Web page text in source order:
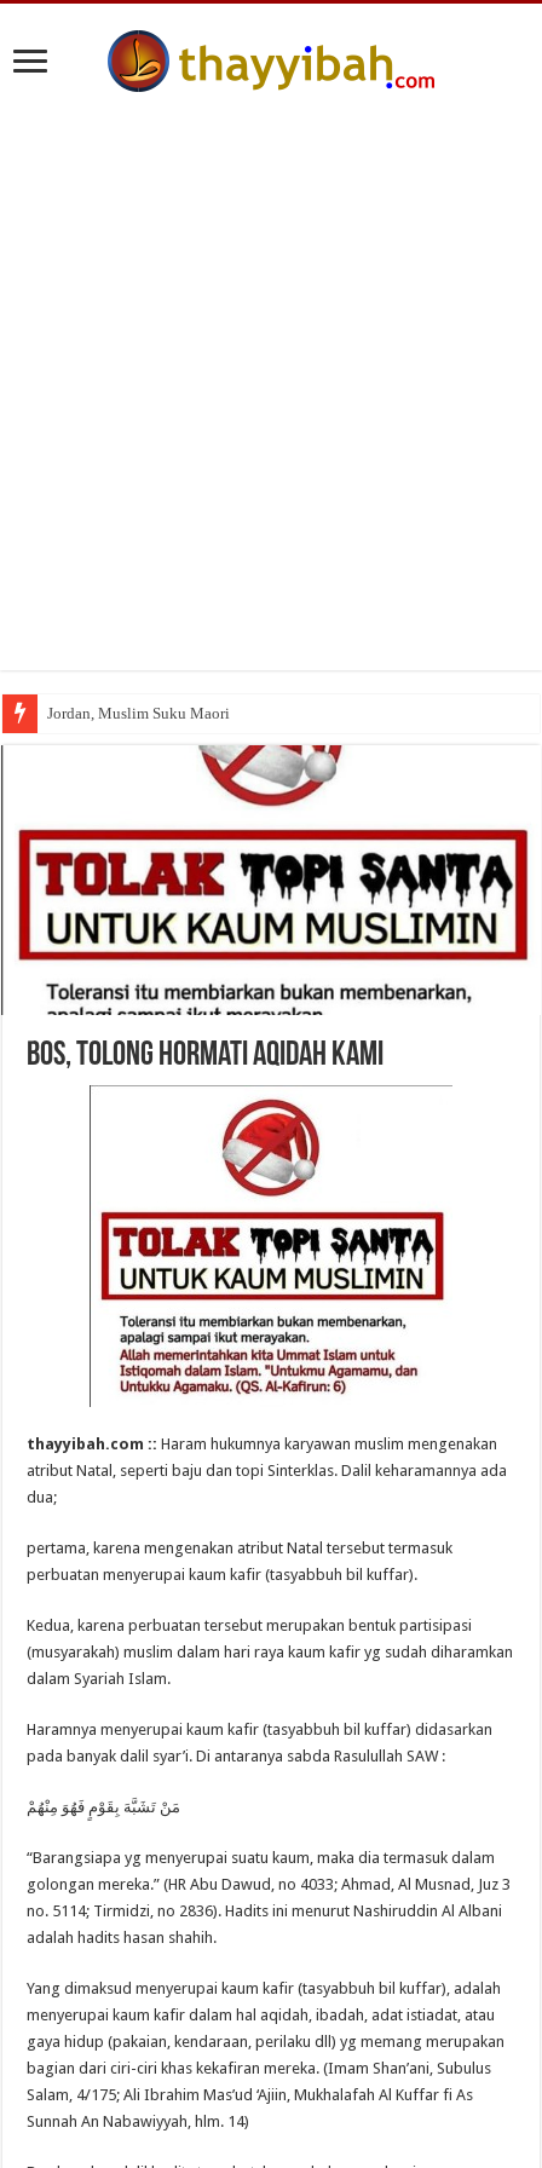
Jordan, Muslim Suku Maori
Bos, Tolong Hormati Aqidah Kami
thayyibah.com ::Haram hukumnya karyawan muslim mengenakan
atribut Natal, seperti baju dan topi Sinterklas. Dalil keharamannya ada
dua;
pertama, karena mengenakan atribut Natal tersebut termasuk
perbuatan menyerupai kaum kafir (tasyabbuh bil kuffar).
Kedua, karena perbuatan tersebut merupakan bentuk partisipasi
(musyarakah) muslim dalam hari raya kaum kafir yg sudah diharamkan
dalam Syariah Islam.
Haramnya menyerupai kaum kafir (tasyabbuh bil kuffar) didasarkan
pada banyak dalil syar’i. Di antaranya sabda Rasulullah SAW :
مَنْ تَشَبَّهَ بِقَوْمٍ فَهُوَ مِنْهُمْ
“Barangsiapa yg menyerupai suatu kaum, maka dia termasuk dalam
golongan mereka.” (HR Abu Dawud, no 4033; Ahmad, Al Musnad, Juz 3
no. 5114; Tirmidzi, no 2836). Hadits ini menurut Nashiruddin Al Albani
adalah hadits hasan shahih.
Yang dimaksud menyerupai kaum kafir (tasyabbuh bil kuffar), adalah
menyerupai kaum kafir dalam hal aqidah, ibadah, adat istiadat, atau
gaya hidup (pakaian, kendaraan, perilaku dll) yg memang merupakan
bagian dari ciri-ciri khas kekafiran mereka. (Imam Shan’ani, Subulus
Salam, 4/175; Ali Ibrahim Mas’ud ‘Ajiin, Mukhalafah Al Kuffar fi As
Sunnah An Nabawiyyah, hlm. 14)